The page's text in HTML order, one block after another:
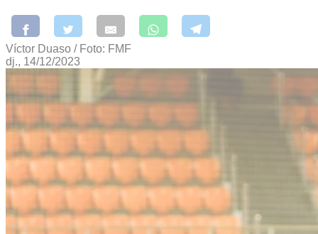
Víctor Duaso / Foto: FMF
dj., 14/12/2023